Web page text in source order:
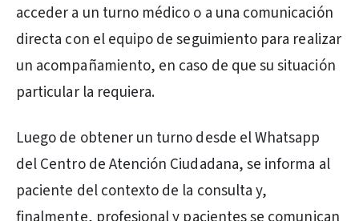
acceder a un turno médico o a una comunicación
directa con el equipo de seguimiento para realizar
un acompañamiento, en caso de que su situación
particular la requiera.
Luego de obtener un turno desde el Whatsapp
del Centro de Atención Ciudadana, se informa al
paciente del contexto de la consulta y,